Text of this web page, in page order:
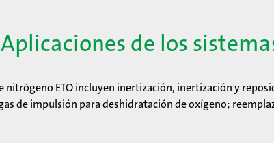
Aplicaciones de los
nitrógeno ETO incluyen inertización, inertización y
de impulsión para deshidratación de oxígeno;